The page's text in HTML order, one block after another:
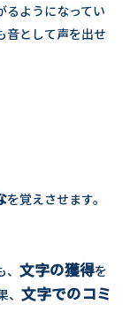
るようになってい
音として声を出せ
を覚えさせます。
文字の獲得を
文字でのコミ